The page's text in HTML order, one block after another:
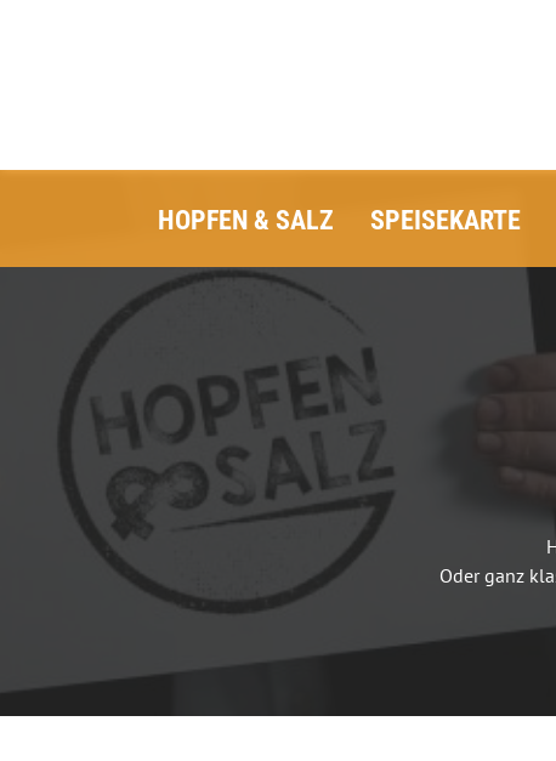
HOPFEN & SALZ SPEISEKARTE
Oder ganz